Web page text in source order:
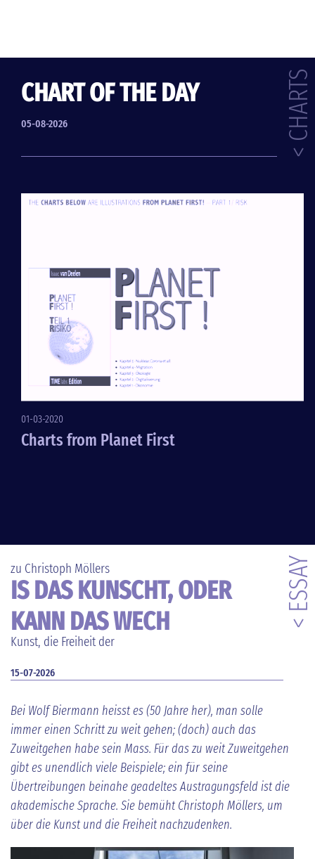
< CHARTS
05-08-2026
CHART OF THE DAY
01-03-2020
Charts from Planet First
< ESSAY
zu Christoph Möllers
IS DAS KUNSCHT, ODER
KANN DAS WECH
15-07-2026
Kunst, die Freiheit der
Bei Wolf Biermann heisst es (50 Jahre her), man solle
immer einen Schritt zu weit gehen; (doch) auch das
Zuweitgehen habe sein Mass. Für das zu weit Zuweitgehen
gibt es unendlich viele Beispiele; ein für seine
Übertreibungen beinahe geadeltes Austragungsfeld ist die
akademische Sprache. Sie bemüht Christoph Möllers, um
über die Kunst und die Freiheit nachzudenken.